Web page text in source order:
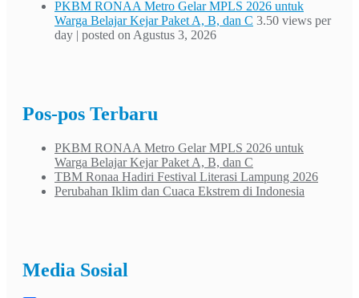
PKBM RONAA Metro Gelar MPLS 2026 untuk
Warga Belajar Kejar Paket A, B, dan C 3.50 views per
day | posted on Agustus 3, 2026
Pos-pos Terbaru
PKBM RONAA Metro Gelar MPLS 2026 untuk
Warga Belajar Kejar Paket A, B, dan C
TBM Ronaa Hadiri Festival Literasi Lampung 2026
Perubahan Iklim dan Cuaca Ekstrem di Indonesia
Media Sosial